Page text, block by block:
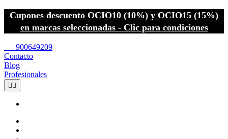
Cupones descuento OCIO10 (10%) y OCIO15 (15%)
en marcas seleccionadas - Clic para condiciones
900649209
Contacto
Blog
Profesionales
 